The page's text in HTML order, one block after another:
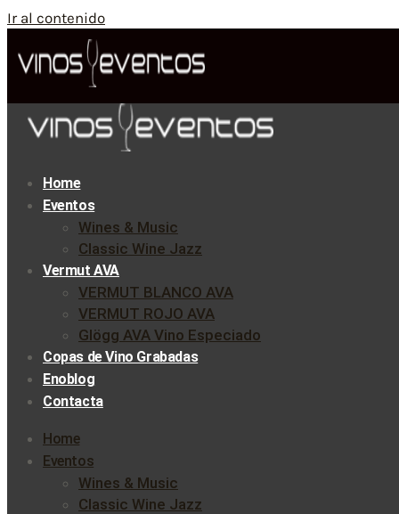
Ir al contenido
Home
Eventos
Wines & Music
Classic Wine Jazz
Vermut AVA
VERMUT BLANCO AVA
VERMUT ROJO AVA
Glögg AVA Vino Especiado
Copas de Vino Grabadas
Enoblog
Contacta
Home
Eventos
Wines & Music
Classic Wine Jazz